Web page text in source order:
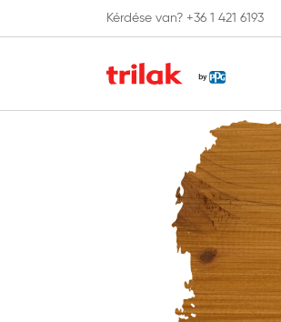
Kérdése van? +36 1 421 6193
Fontos